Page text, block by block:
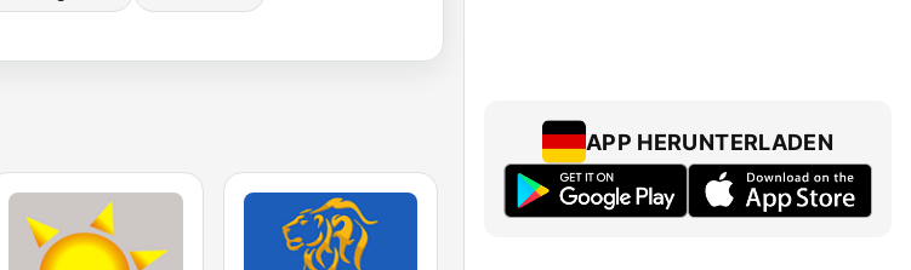
APP HERUNTERLADEN